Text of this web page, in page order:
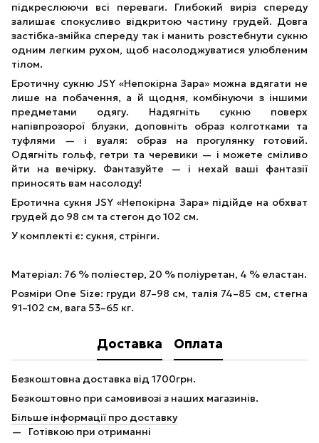
підкреслюючи всі переваги. Глибокий виріз спереду
залишає спокусливо відкритою частину грудей. Довга
застібка-змійка спереду так і манить розстебнути сукню
одним легким рухом, щоб насолоджуватися улюбленим
тілом.
Еротичну сукню JSY «Непокірна Зара» можна вдягати не
лише на побачення, а й щодня, комбінуючи з іншими
предметами одягу. Надягніть сукню поверх
напівпрозорої блузки, доповніть образ колготками та
туфлями — і вуаля: образ на прогулянку готовий.
Одягніть гольф, гетри та черевики — і можете сміливо
йти на вечірку. Фантазуйте — і нехай ваші фантазії
приносять вам насолоду!
Еротична сукня JSY «Непокірна Зара» підійде на обхват
грудей до 98 см та стегон до 102 см.
У комплекті є: сукня, стрінги.
Матеріал: 76 % поліестер, 20 % поліуретан, 4 % еластан.
Розміри One Size: груди 87–98 см, талія 74–85 см, стегна
91–102 см, вага 53–65 кг.
Доставка Оплата
Безкоштовна доставка від 1700грн.
Безкоштовно при самовивозі з наших магазинів.
Більше інформації про доставку
Готівкою при отриманні